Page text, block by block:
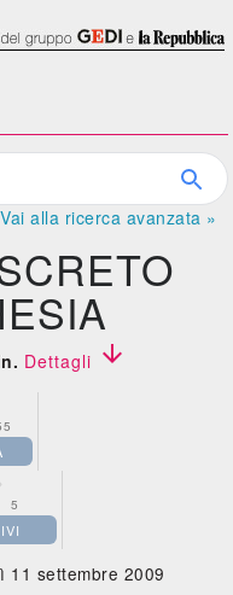
Vai alla ricerca avanzata »
Dettagli 
5
11 settembre 2009